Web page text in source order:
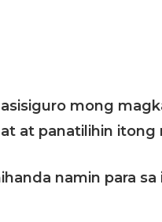
mong
at panatilihin itong
namin para